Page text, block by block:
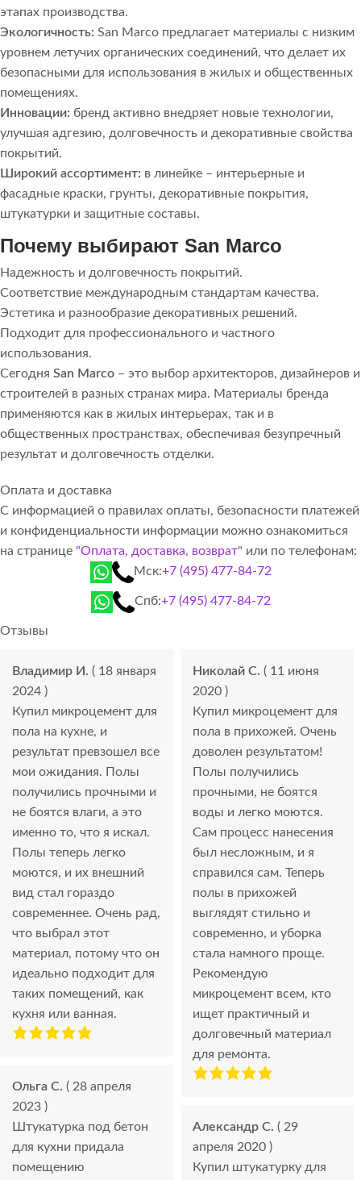
этапах производства.
Экологичность: San Marco предлагает материалы с низким
уровнем летучих органических соединений, что делает их
безопасными для использования в жилых и общественных
помещениях.
Инновации: бренд активно внедряет новые технологии,
улучшая адгезию, долговечность и декоративные свойства
покрытий.
Широкий ассортимент: в линейке – интерьерные и
фасадные краски, грунты, декоративные покрытия,
штукатурки и защитные составы.
Почему выбирают San Marco
Надежность и долговечность покрытий.
Соответствие международным стандартам качества.
Эстетика и разнообразие декоративных решений.
Подходит для профессионального и частного
использования.
Сегодня San Marco – это выбор архитекторов, дизайнеров и
строителей в разных странах мира. Материалы бренда
применяются как в жилых интерьерах, так и в
общественных пространствах, обеспечивая безупречный
результат и долговечность отделки.
Оплата и доставка
С информацией о правилах оплаты, безопасности платежей
и конфиденциальности информации можно ознакомиться
на странице "Оплата, доставка, возврат" или по телефонам:
Мск:+7 (495) 477-84-72
Спб:+7 (495) 477-84-72
Отзывы
Владимир И. ( 18 января
2024 )
Купил микроцемент для
пола на кухне, и
результат превзошел все
мои ожидания. Полы
получились прочными и
не боятся влаги, а это
именно то, что я искал.
Полы теперь легко
моются, и их внешний
вид стал гораздо
современнее. Очень рад,
что выбрал этот
материал, потому что он
идеально подходит для
таких помещений, как
кухня или ванная.
Ольга С. ( 28 апреля
2023 )
Штукатурка под бетон
для кухни придала
помещению
Николай С. ( 11 июня
2020 )
Купил микроцемент для
пола в прихожей. Очень
доволен результатом!
Полы получились
прочными, не боятся
воды и легко моются.
Сам процесс нанесения
был несложным, и я
справился сам. Теперь
полы в прихожей
выглядят стильно и
современно, и уборка
стала намного проще.
Рекомендую
микроцемент всем, кто
ищет практичный и
долговечный материал
для ремонта.
Александр С. ( 29
апреля 2020 )
Купил штукатурку для